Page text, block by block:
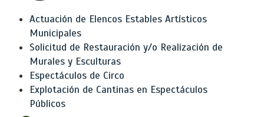
Actuación de Elencos Estables Artísticos
Municipales
Solicitud de Restauración y/o Realización de
Murales y Esculturas
Espectáculos de Circo
Explotación de Cantinas en Espectáculos
Públicos